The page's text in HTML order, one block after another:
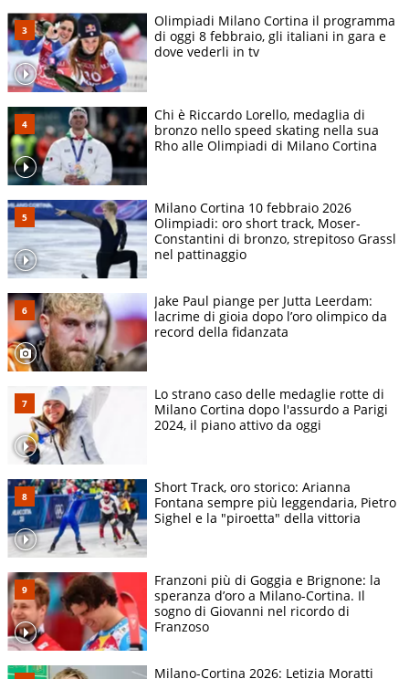
Olimpiadi Milano Cortina il programma
di oggi 8 febbraio, gli italiani in gara e
dove vederli in tv
Chi è Riccardo Lorello, medaglia di
bronzo nello speed skating nella sua
Rho alle Olimpiadi di Milano Cortina
Milano Cortina 10 febbraio 2026
Olimpiadi: oro short track, Moser-
Constantini di bronzo, strepitoso Grassl
nel pattinaggio
Jake Paul piange per Jutta Leerdam:
lacrime di gioia dopo l’oro olimpico da
record della fidanzata
Lo strano caso delle medaglie rotte di
Milano Cortina dopo l'assurdo a Parigi
2024, il piano attivo da oggi
Short Track, oro storico: Arianna
Fontana sempre più leggendaria, Pietro
Sighel e la "piroetta" della vittoria
Franzoni più di Goggia e Brignone: la
speranza d’oro a Milano-Cortina. Il
sogno di Giovanni nel ricordo di
Franzoso
Milano-Cortina 2026: Letizia Moratti